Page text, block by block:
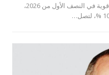
أعلن «دبي الإسلامي» تحقيق نتائج مالية قوية في النصف الأول من 2026،